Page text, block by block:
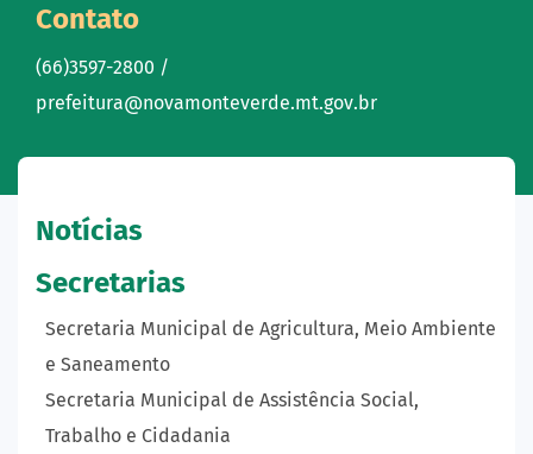
Contato
(66)3597-2800 /
prefeitura@novamonteverde.mt.gov.br
Notícias
Secretarias
Secretaria Municipal de Agricultura, Meio Ambiente
e Saneamento
Secretaria Municipal de Assistência Social,
Trabalho e Cidadania